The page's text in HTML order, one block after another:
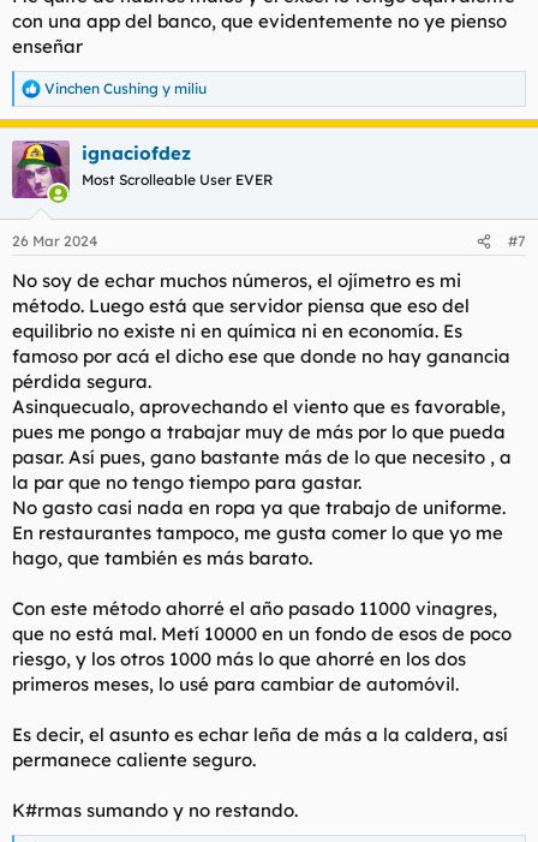
con una app del banco, que evidentemente no ye pienso
enseñar
R
e
a
c
c
i
e
:
Vinchen Cushing y miliu
ignaciofdez
Most Scrolleable User EVER
26 Mar 2024 #7
No soy de echar muchos números, el ojímetro es mi
método. Luego está que servidor piensa que eso del
equilibrio no existe ni en química ni en economía. Es
famoso por acá el dicho ese que donde no hay ganancia
pérdida segura.
Asinquecualo, aprovechando el viento que es favorable,
pues me pongo a trabajar muy de más por lo que pueda
pasar. Así pues, gano bastante más de lo que necesito , a
la par que no tengo tiempo para gastar.
No gasto casi nada en ropa ya que trabajo de uniforme.
En restaurantes tampoco, me gusta comer lo que yo me
hago, que también es más barato.
Con este método ahorré el año pasado 11000 vinagres,
que no está mal. Metí 10000 en un fondo de esos de poco
riesgo, y los otros 1000 más lo que ahorré en los dos
primeros meses, lo usé para cambiar de automóvil.
Es decir, el asunto es echar leña de más a la caldera, así
permanece caliente seguro.
K#rmas sumando y no restando.